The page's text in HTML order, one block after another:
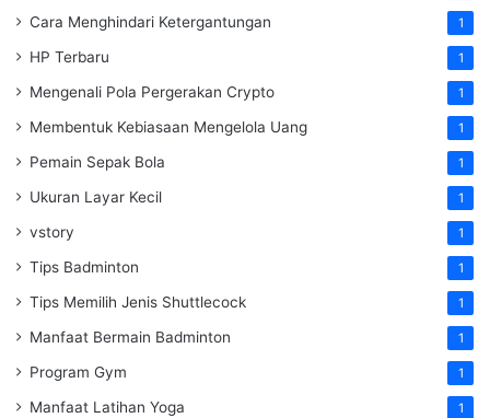
Cara Menghindari Ketergantungan 1
HP Terbaru 1
Mengenali Pola Pergerakan Crypto 1
Membentuk Kebiasaan Mengelola Uang 1
Pemain Sepak Bola 1
Ukuran Layar Kecil 1
vstory 1
Tips Badminton 1
Tips Memilih Jenis Shuttlecock 1
Manfaat Bermain Badminton 1
Program Gym 1
Manfaat Latihan Yoga 1